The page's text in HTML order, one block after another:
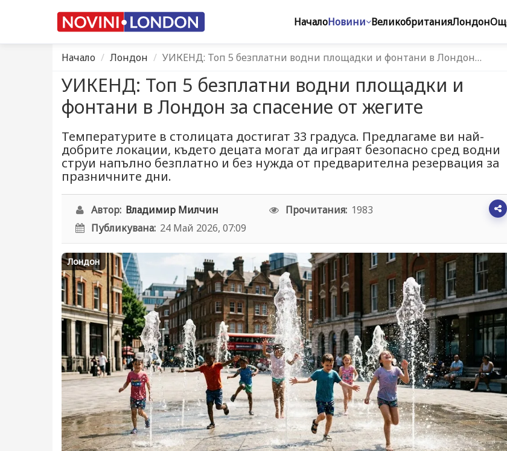
НачалоНовини ВеликобританияЛондон
Начало Лондон УИКЕНД: Топ 5 безплатни водни площадки и фонтани в Лондон…
УИКЕНД: Топ 5 безплатни водни площадки и
фонтани в Лондон за спасение от жегите
Температурите в столицата достигат 33 градуса. Предлагаме ви най-
добрите локации, където децата могат да играят безопасно сред водни
струи напълно безплатно и без нужда от предварителна резервация за
празничните дни.
Автор: Владимир Милчин Прочитания: 1983
Публикувана: 24 Май 2026, 07:09
Лондон